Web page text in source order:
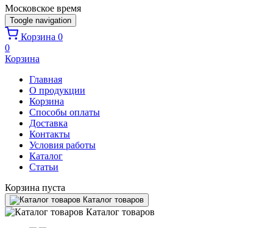
Московское время
Toogle navigation
Корзина 0
0
Корзина
Главная
О продукции
Корзина
Способы оплаты
Доставка
Контакты
Условия работы
Каталог
Статьи
Корзина пуста
Каталог товаров
Каталог товаров